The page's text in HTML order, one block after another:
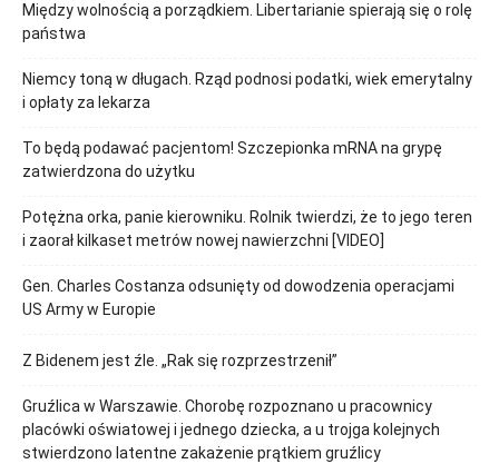
Między wolnością a porządkiem. Libertarianie spierają się o rolę
państwa
Niemcy toną w długach. Rząd podnosi podatki, wiek emerytalny
i opłaty za lekarza
To będą podawać pacjentom! Szczepionka mRNA na grypę
zatwierdzona do użytku
Potężna orka, panie kierowniku. Rolnik twierdzi, że to jego teren
i zaorał kilkaset metrów nowej nawierzchni [VIDEO]
Gen. Charles Costanza odsunięty od dowodzenia operacjami
US Army w Europie
Z Bidenem jest źle. „Rak się rozprzestrzenił”
Gruźlica w Warszawie. Chorobę rozpoznano u pracownicy
placówki oświatowej i jednego dziecka, a u trojga kolejnych
stwierdzono latentne zakażenie prątkiem gruźlicy